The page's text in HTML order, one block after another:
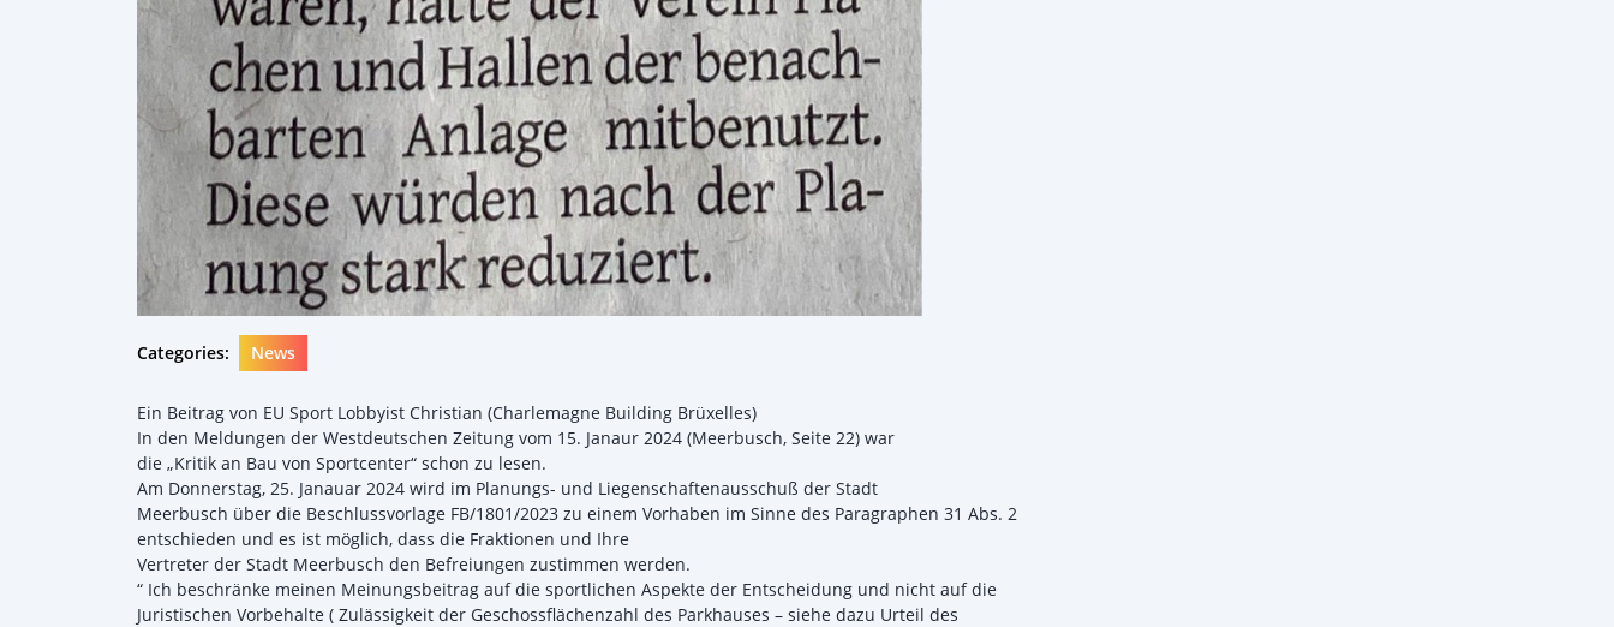
Categories: News
Ein Beitrag von EU Sport Lobbyist Christian (Charlemagne Building Brüxelles)
In den Meldungen der Westdeutschen Zeitung vom 15. Janaur 2024 (Meerbusch, Seite 22) war
die „Kritik an Bau von Sportcenter“ schon zu lesen.
Am Donnerstag, 25. Janauar 2024 wird im Planungs- und Liegenschaftenausschuß der Stadt
Meerbusch über die Beschlussvorlage FB/1801/2023 zu einem Vorhaben im Sinne des Paragraphen 31 Abs. 2
entschieden und es ist möglich, dass die Fraktionen und Ihre
Vertreter der Stadt Meerbusch den Befreiungen zustimmen werden.
“ Ich beschränke meinen Meinungsbeitrag auf die sportlichen Aspekte der Entscheidung und nicht auf die
Juristischen Vorbehalte ( Zulässigkeit der Geschossflächenzahl des Parkhauses – siehe dazu Urteil des